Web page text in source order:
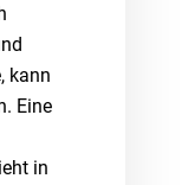
kann
Eine
in